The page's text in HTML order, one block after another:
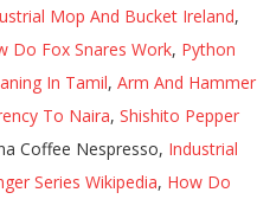
Mop And Bucket Ireland,
Do Fox Snares Work, Python
In Tamil, Arm And Hammer
To Naira, Shishito Pepper
Coffee Nespresso, Industrial
Series Wikipedia, How Do